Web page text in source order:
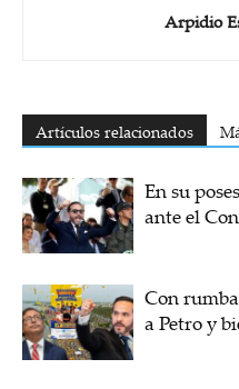
Arpidio
Artículos relacionados
En su
ante el
Con
a Petro y